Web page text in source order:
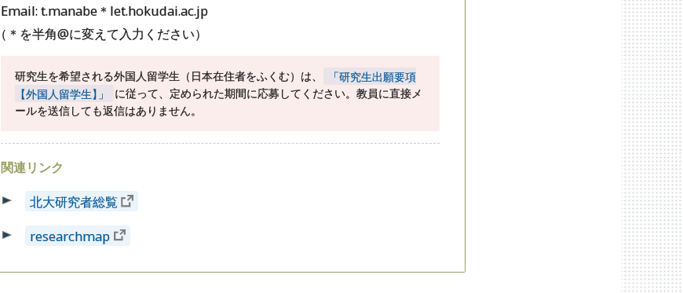
Email: t.manabe＊let.hokudai.ac.jp
（ ＊を半角@に変えて入力ください）
研究生を希望される外国人留学生（日本在住者をふくむ）は、
「研究生出願要項
【外国人留学生】 」
に従って、定められた期間に応募してください。教員に直接メ
ールを送信しても返信はありません。
関連リンク
北大研究者総覧
researchmap